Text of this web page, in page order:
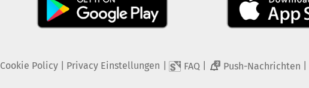
Cookie Policy| Privacy Einstellungen FAQ 2 Push-Nachrichten